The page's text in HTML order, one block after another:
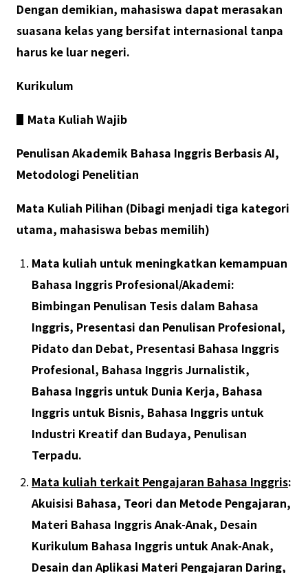
Dengan demikian, mahasiswa dapat merasakan
suasana kelas yang bersifat internasional tanpa
harus ke luar negeri.
Kurikulum
▋ Mata Kuliah Wajib
Penulisan Akademik Bahasa Inggris Berbasis AI,
Metodologi Penelitian
Mata Kuliah Pilihan (Dibagi menjadi tiga kategori
utama, mahasiswa bebas memilih)
Mata kuliah untuk meningkatkan kemampuan
Bahasa Inggris Profesional/Akademi:
Bimbingan Penulisan Tesis dalam Bahasa
Inggris, Presentasi dan Penulisan Profesional,
Pidato dan Debat, Presentasi Bahasa Inggris
Profesional, Bahasa Inggris Jurnalistik,
Bahasa Inggris untuk Dunia Kerja, Bahasa
Inggris untuk Bisnis, Bahasa Inggris untuk
Industri Kreatif dan Budaya, Penulisan
Terpadu.
Mata kuliah terkait Pengajaran Bahasa Inggris:
Akuisisi Bahasa, Teori dan Metode Pengajaran,
Materi Bahasa Inggris Anak-Anak, Desain
Kurikulum Bahasa Inggris untuk Anak-Anak,
Desain dan Aplikasi Materi Pengajaran Daring,